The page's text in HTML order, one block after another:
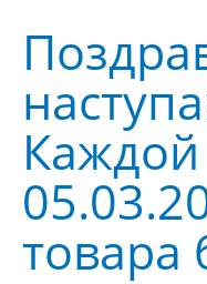
товара